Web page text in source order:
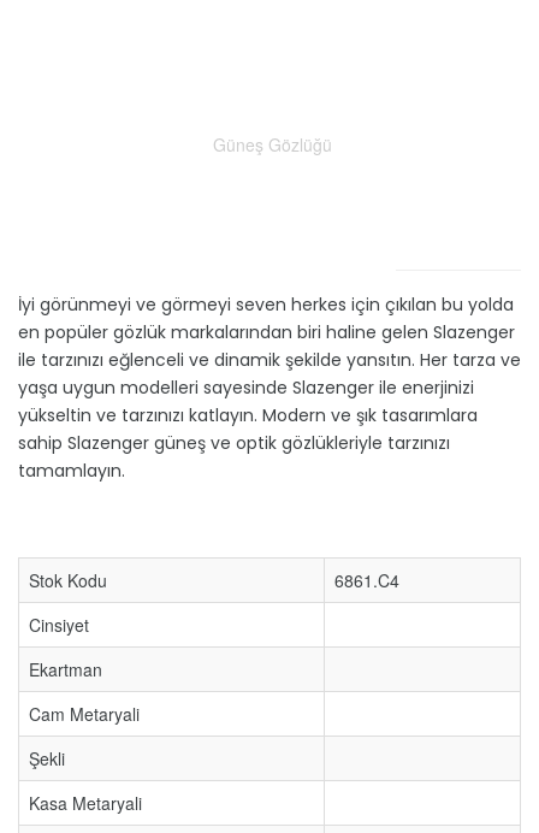
Güneş Gözlüğü
İyi görünmeyi ve görmeyi seven herkes için çıkılan bu yolda
en popüler gözlük markalarından biri haline gelen Slazenger
ile tarzınızı eğlenceli ve dinamik şekilde yansıtın. Her tarza ve
yaşa uygun modelleri sayesinde Slazenger ile enerjinizi
yükseltin ve tarzınızı katlayın. Modern ve şık tasarımlara
sahip Slazenger güneş ve optik gözlükleriyle tarzınızı
tamamlayın.
Stok Kodu
6861.C4
Cinsiyet
Ekartman
Cam Metaryali
Şekli
Kasa Metaryali